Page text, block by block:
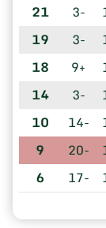
-3
21
-3
19
+9
18
-3
14
-14
10
-20
9
-17
6